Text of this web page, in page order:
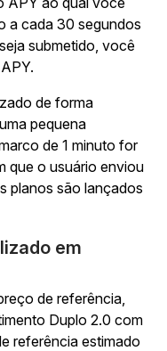
a cada 30 segundos
submetido, você
de forma
pequena
de 1 minuto for
que o usuário enviou
planos são lançados
em
de referência,
Duplo 2.0 com
referência estimado